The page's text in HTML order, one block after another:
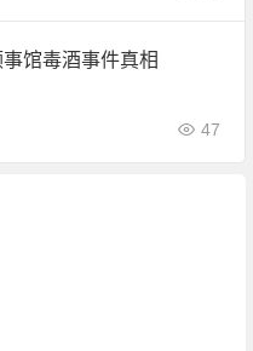
馆毒酒事件真相
47